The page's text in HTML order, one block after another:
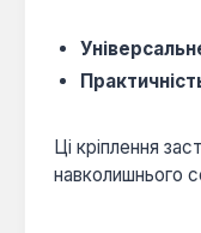
Ці кріплення
навколишнього